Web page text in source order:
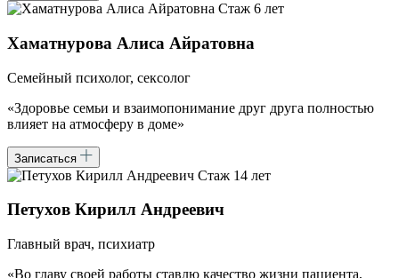
Стаж 6 лет
Хаматнурова Алиса Айратовна
Семейный психолог, сексолог
«Здоровье семьи и взаимопонимание друг друга полностью
влияет на атмосферу в доме»
Записаться
Стаж 14 лет
Петухов Кирилл Андреевич
Главный врач, психиатр
«Во главу своей работы ставлю качество жизни пациента,